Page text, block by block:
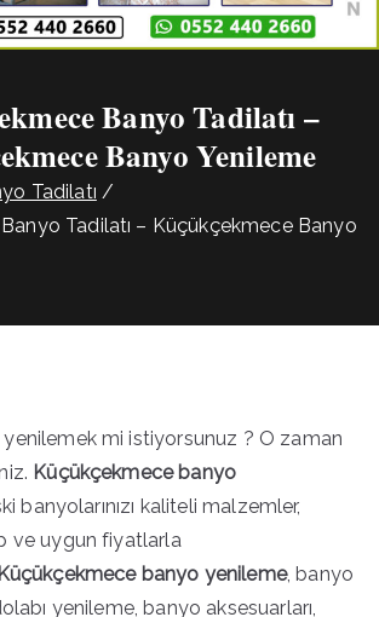
Banyo Tadilatı –
Banyo Yenileme
Tadilatı
Tadilatı – Küçükçekmece Banyo
mi istiyorsunuz ? O zaman
Küçükçekmece banyo
banyolarınızı kaliteli malzemler,
ve uygun fiyatlarla
Küçükçekmece banyo yenileme, banyo
yenileme, banyo aksesuarları,